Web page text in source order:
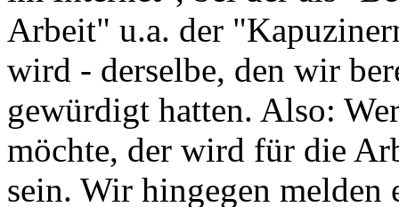
Arbeit" u.a. der
wird - derselbe, den wir
gewürdigt hatten. Also:
möchte, der wird für die
sein. Wir hingegen